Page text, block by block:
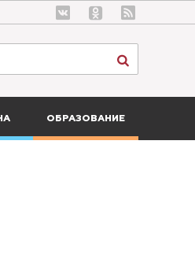
ОБРАЗОВАНИЕ